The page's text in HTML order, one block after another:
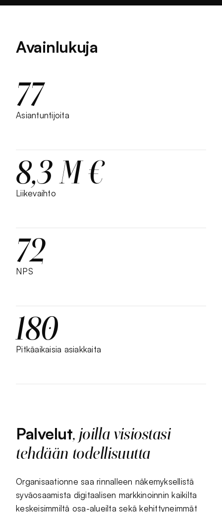
Avainlukuja
77
Asiantuntijoita
8,3 M €
Liikevaihto
72
NPS
180
Pitkäaikaisia asiakkaita
Palvelut, joilla visiostasi
tehdään todellisuutta
Organisaationne saa rinnalleen näkemyksellistä
syväosaamista digitaalisen markkinoinnin kaikilta
keskeisimmiltä osa-alueilta sekä kehittyneimmät